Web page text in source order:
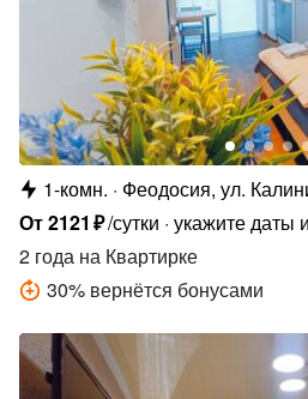
1-комн.
Феодосия, ул.
От2121 ₽/сутки укажите даты
2 года на Квартирке
30% вернётся бонусами